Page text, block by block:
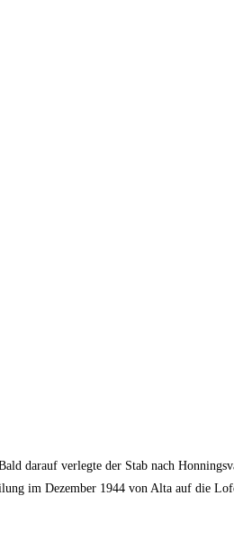
verlegte der Stab nach
im Dezember 1944 von Alta auf die